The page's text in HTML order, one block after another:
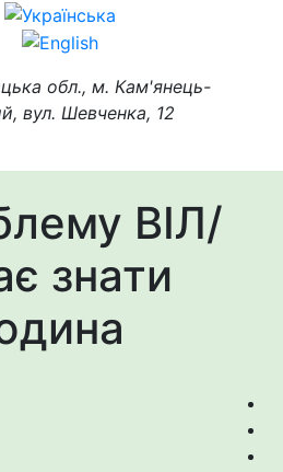
обл., м. Кам'янець-
вул. Шевченка, 12
ВІЛ/
знати